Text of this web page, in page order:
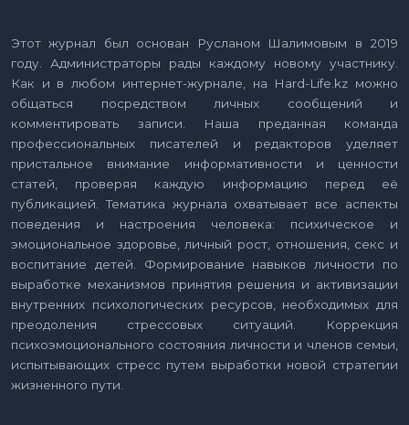
Этот журнал был основан Русланом Шалимовым в 2019
году. Администраторы рады каждому новому участнику.
Как и в любом интернет-журнале, на Hard-Life.kz можно
общаться посредством личных сообщений и
комментировать записи. Наша преданная команда
профессиональных писателей и редакторов уделяет
пристальное внимание информативности и ценности
статей, проверяя каждую информацию перед её
публикацией. Тематика журнала охватывает все аспекты
поведения и настроения человека: психическое и
эмоциональное здоровье, личный рост, отношения, секс и
воспитание детей. Формирование навыков личности по
выработке механизмов принятия решения и активизации
внутренних психологических ресурсов, необходимых для
преодоления стрессовых ситуаций. Коррекция
психоэмоционального состояния личности и членов семьи,
испытывающих стресс путем выработки новой стратегии
жизненного пути.